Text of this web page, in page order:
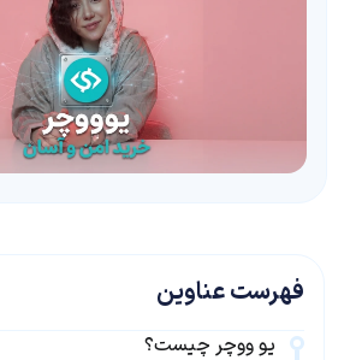
فهرست عناوین
یو ووچر چیست؟